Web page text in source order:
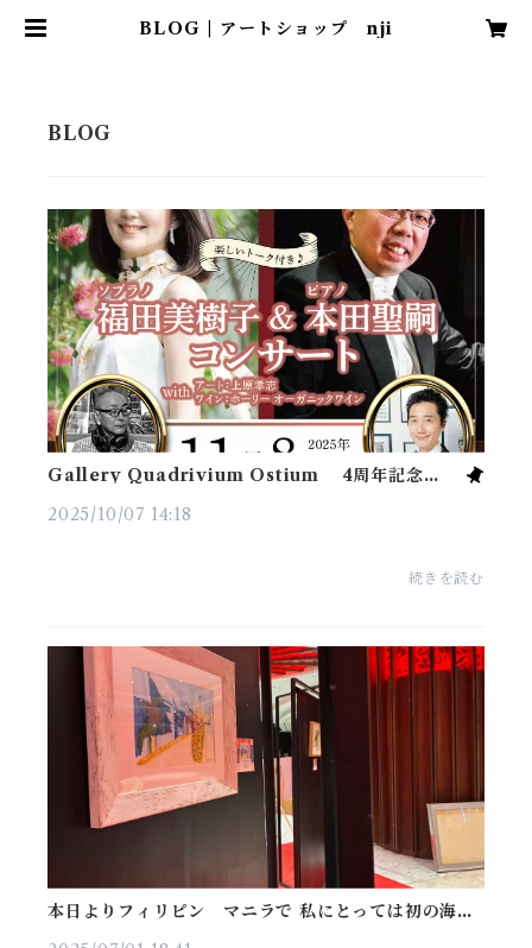
BLOG | アートショップ nji
Gallery Quadrivium Ostium 4周年記念イベ
2025/10/07 14:18
続きを読む
本日よりフィリピン マニラで 私にとっては初の海外